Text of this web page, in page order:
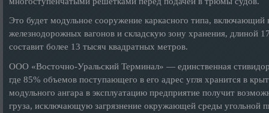
Это будет модульное сооружение каркасного типа, включающий
железнодорожных вагонов и складскую зону хранения,
составит более 13 тысяч квадратных метров.
ООО «Восточно-Уральский Терминал» — единственная
где 85% объемов поступающего в его адрес угля хранится в
модульного ангара в эксплуатацию предприятие получит
груза, исключающую загрязнение окружающей среды угольной